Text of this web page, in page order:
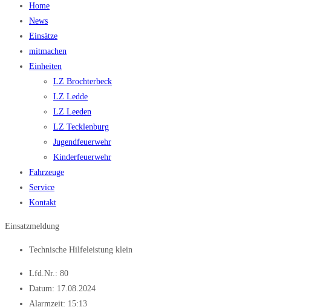
Home
News
Einsätze
mitmachen
Einheiten
LZ Brochterbeck
LZ Ledde
LZ Leeden
LZ Tecklenburg
Jugendfeuerwehr
Kinderfeuerwehr
Fahrzeuge
Service
Kontakt
Einsatzmeldung
Technische Hilfeleistung klein
Lfd.Nr.: 80
Datum: 17.08.2024
Alarmzeit: 15:13